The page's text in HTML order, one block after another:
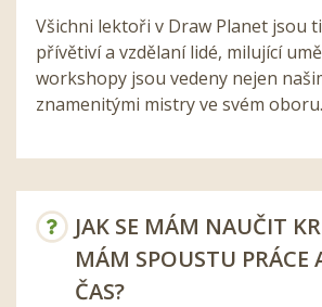
Všichni lektoři v Draw Planet jsou
přívětiví a vzdělaní lidé, milující
workshopy jsou vedeny nejen
znamenitými mistry ve svém oboru.
JAK SE MÁM NAUČIT
MÁM SPOUSTU PRÁCE
ČAS?